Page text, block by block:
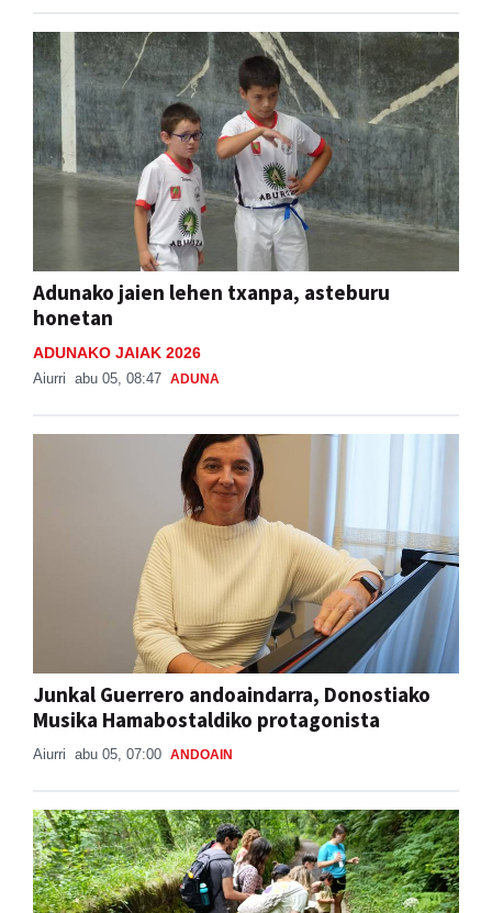
Adunako jaien lehen txanpa, asteburu
honetan
ADUNAKO JAIAK 2026
Aiurri abu 05, 08:47 ADUNA
Junkal Guerrero andoaindarra, Donostiako
Musika Hamabostaldiko protagonista
Aiurri abu 05, 07:00 ANDOAIN